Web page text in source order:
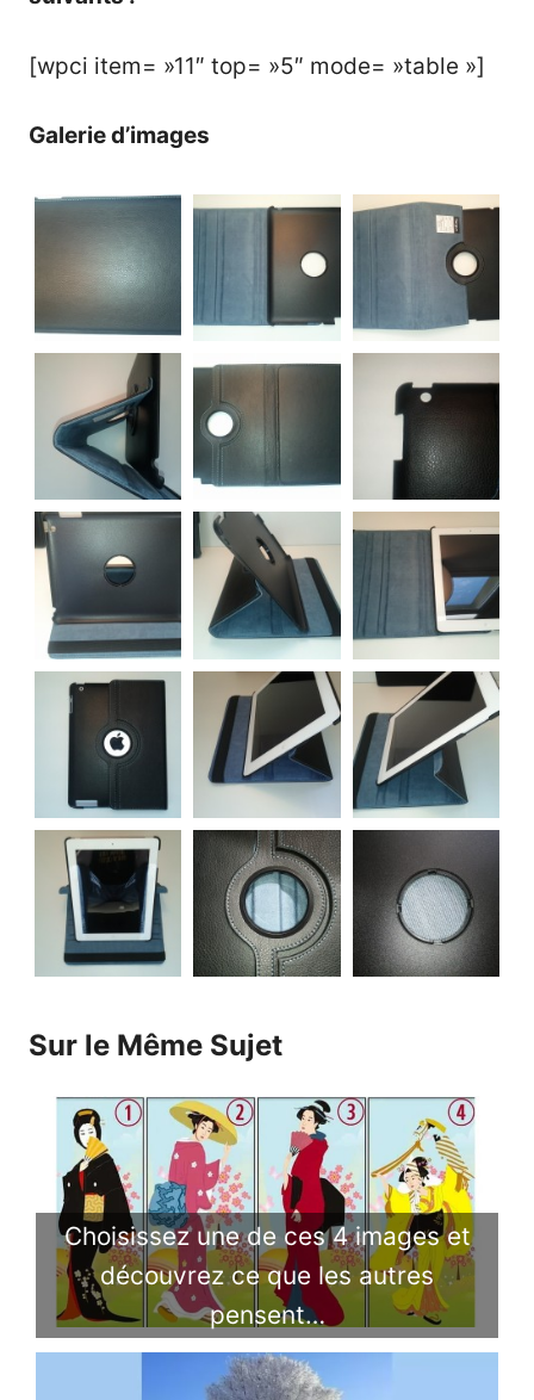
[wpci item= »11″ top= »5″ mode= »table »]
Galerie d’images
Sur le Même Sujet
Choisissez une de ces 4 images et
découvrez ce que les autres
pensent…